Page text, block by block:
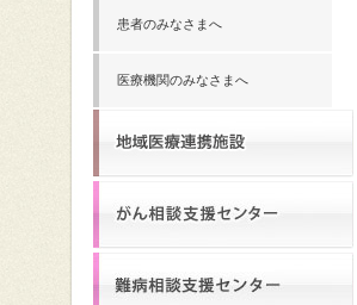
患者のみなさまへ
医療機関のみなさまへ